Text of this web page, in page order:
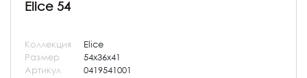
Elice 54
Коллекция
Elice
Размер
54x36x41
Артикул
0419541001